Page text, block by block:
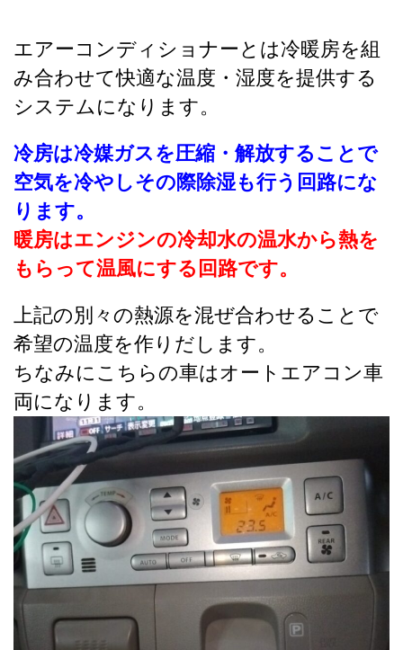
エアーコンディショナーとは冷暖房を組
み合わせて快適な温度・湿度を提供する
システムになります。
冷房は冷媒ガスを圧縮・解放することで
空気を冷やしその際除湿も行う回路にな
ります。
暖房はエンジンの冷却水の温水から熱を
もらって温風にする回路です。
上記の別々の熱源を混ぜ合わせることで
希望の温度を作りだします。
ちなみにこちらの車はオートエアコン車
両になります。